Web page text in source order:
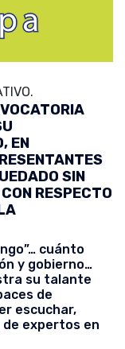
EN
SIN
RESPECTO
cuánto
y gobierno…
su talante
de
escuchar,
expertos en